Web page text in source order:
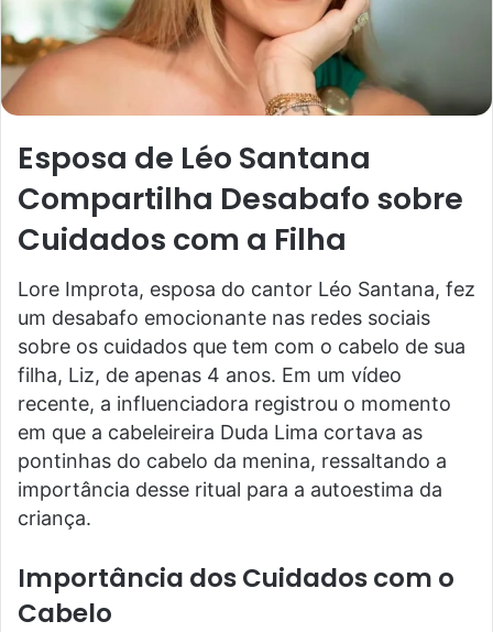
Esposa de Léo Santana
Compartilha Desabafo sobre
Cuidados com a Filha
Lore Improta, esposa do cantor Léo Santana, fez
um desabafo emocionante nas redes sociais
sobre os cuidados que tem com o cabelo de sua
filha, Liz, de apenas 4 anos. Em um vídeo
recente, a influenciadora registrou o momento
em que a cabeleireira Duda Lima cortava as
pontinhas do cabelo da menina, ressaltando a
importância desse ritual para a autoestima da
criança.
Importância dos Cuidados com o
Cabelo